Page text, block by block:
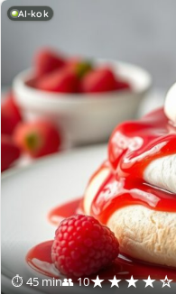
AI-kok
⏱ 45 min👥 10★★★★☆